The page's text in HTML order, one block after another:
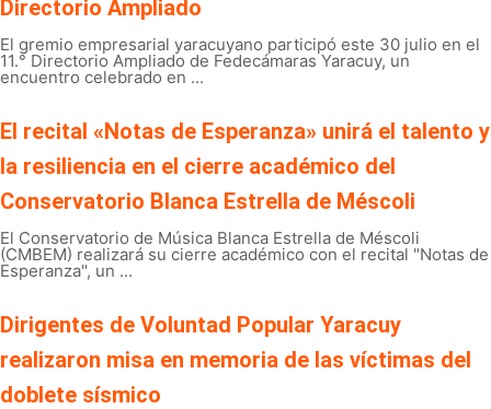
Directorio Ampliado
El gremio empresarial yaracuyano participó este 30 julio en el
11.° Directorio Ampliado de Fedecámaras Yaracuy, un
encuentro celebrado en ...
El recital «Notas de Esperanza» unirá el talento y
la resiliencia en el cierre académico del
Conservatorio Blanca Estrella de Méscoli
El Conservatorio de Música Blanca Estrella de Méscoli
(CMBEM) realizará su cierre académico con el recital "Notas de
Esperanza", un ...
Dirigentes de Voluntad Popular Yaracuy
realizaron misa en memoria de las víctimas del
doblete sísmico